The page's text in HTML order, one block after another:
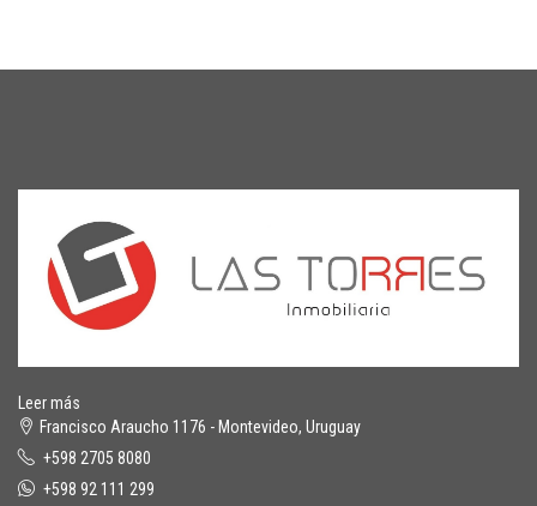
Leer más
Francisco Araucho 1176 - Montevideo, Uruguay
+598 2705 8080
+598 92 111 299